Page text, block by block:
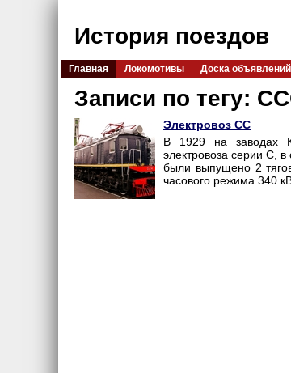
История поездов
Главная Локомотивы Доска объявлений
Записи по тегу:
Электровоз СС
В 1929 на заводах
электровоза серии С,
были выпущено 2
часового режима 340